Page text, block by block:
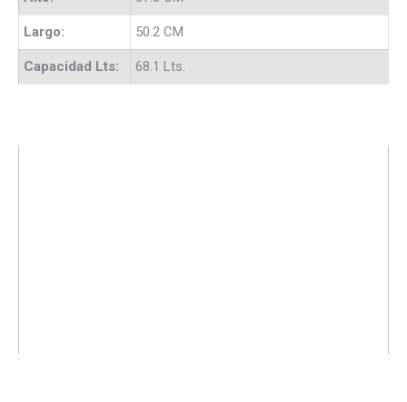
Largo: 50.2 CM
Capacidad Lts: 68.1 Lts.